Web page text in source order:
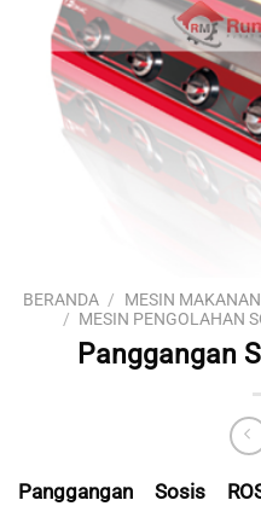
BERANDA / MESIN MAKANAN
/ MESIN PENGOLAHAN
Panggangan
Panggangan Sosis